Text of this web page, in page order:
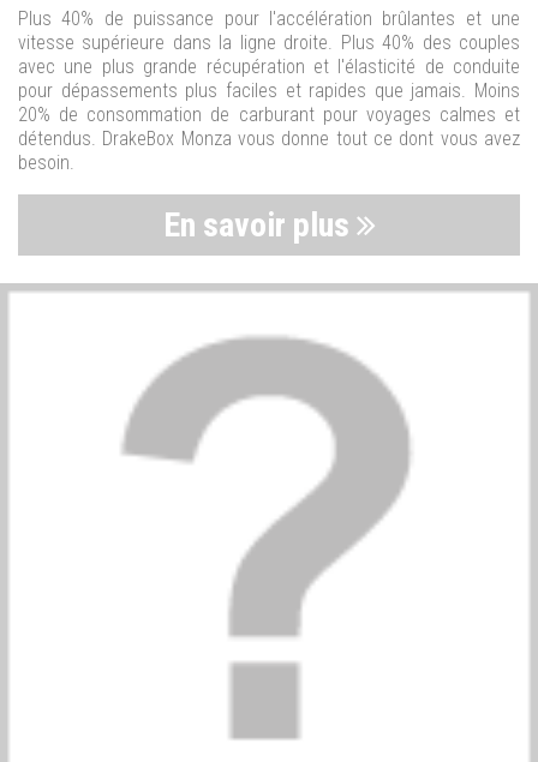
Plus 40% de puissance pour l'accélération brûlantes et une
vitesse supérieure dans la ligne droite. Plus 40% des couples
avec une plus grande récupération et l'élasticité de conduite
pour dépassements plus faciles et rapides que jamais. Moins
20% de consommation de carburant pour voyages calmes et
détendus. DrakeBox Monza vous donne tout ce dont vous avez
besoin.
En savoir plus